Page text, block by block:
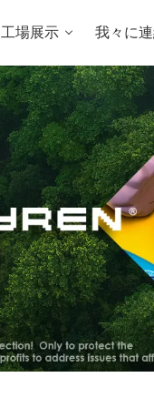
工場展示 我々に